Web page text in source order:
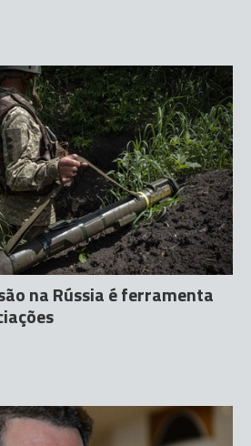
na Rússia é ferramenta